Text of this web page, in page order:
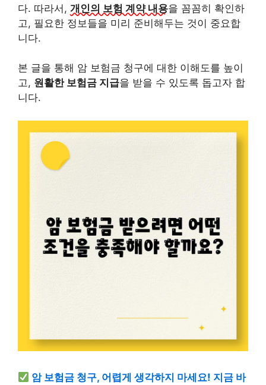
다. 따라서, 개인의 보험 계약 내용을 꼼꼼히 확인하
고, 필요한 정보들을 미리 준비해두는 것이 중요합
니다.
본 글을 통해 암 보험금 청구에 대한 이해도를 높이
고, 원활한 보험금 지급을 받을 수 있도록 돕고자 합
니다.
암 보험금 청구, 어렵게 생각하지 마세요! 지금 바